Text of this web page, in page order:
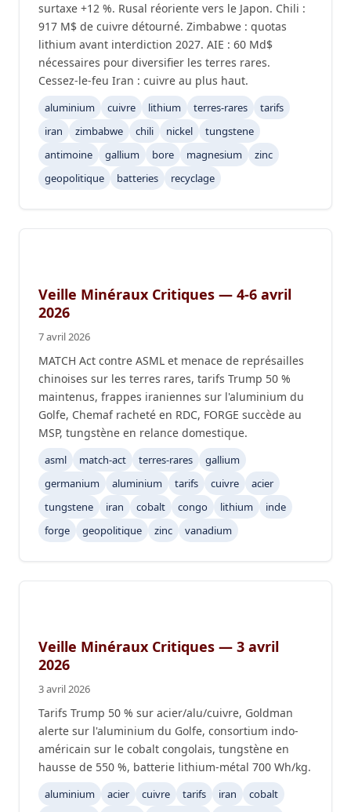
surtaxe +12 %. Rusal réoriente vers le Japon. Chili :
917 M$ de cuivre détourné. Zimbabwe : quotas
lithium avant interdiction 2027. AIE : 60 Md$
nécessaires pour diversifier les terres rares.
Cessez-le-feu Iran : cuivre au plus haut.
aluminium cuivre lithium terres-rares
tarifs
iran
zimbabwe chili nickel
tungstene
antimoine
gallium bore magnesium
zinc
geopolitique
batteries recyclage
Veille Minéraux Critiques — 4-6 avril
2026
7 avril 2026
MATCH Act contre ASML et menace de représailles
chinoises sur les terres rares, tarifs Trump 50 %
maintenus, frappes iraniennes sur l'aluminium du
Golfe, Chemaf racheté en RDC, FORGE succède au
MSP, tungstène en relance domestique.
asml match-act terres-rares
gallium
germanium
aluminium tarifs cuivre
acier
tungstene
iran cobalt congo lithium
inde
forge
geopolitique zinc vanadium
Veille Minéraux Critiques — 3 avril
2026
3 avril 2026
Tarifs Trump 50 % sur acier/alu/cuivre, Goldman
alerte sur l'aluminium du Golfe, consortium indo-
américain sur le cobalt congolais, tungstène en
hausse de 550 %, batterie lithium-métal 700 Wh/kg.
aluminium acier cuivre tarifs iran
cobalt